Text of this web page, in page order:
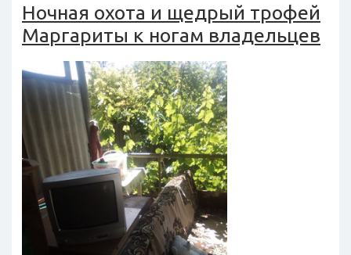
Ночная охота и щедрый трофей
Маргариты к ногам владельцев